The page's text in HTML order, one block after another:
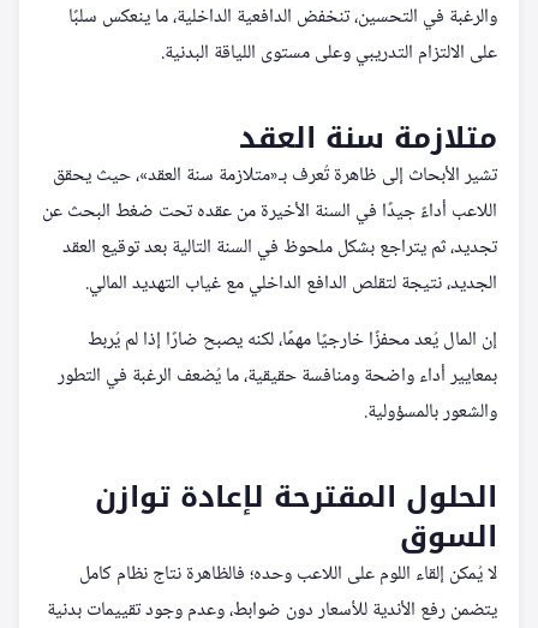
والرغبة في التحسين، تنخفض الدافعية الداخلية، ما ينعكس سلبًا
على الالتزام التدريبي وعلى مستوى اللياقة البدنية.
متلازمة سنة العقد
تشير الأبحاث إلى ظاهرة تُعرف بـ«متلازمة سنة العقد»، حيث يحقق
اللاعب أداءً جيدًا في السنة الأخيرة من عقده تحت ضغط البحث عن
تجديد، ثم يتراجع بشكل ملحوظ في السنة التالية بعد توقيع العقد
الجديد، نتيجة لتقلص الدافع الداخلي مع غياب التهديد المالي.
إن المال يُعد محفزًا خارجيًا مهمًا، لكنه يصبح ضارًا إذا لم يُربط
بمعايير أداء واضحة ومنافسة حقيقية، ما يُضعف الرغبة في التطور
والشعور بالمسؤولية.
الحلول المقترحة لإعادة توازن
السوق
لا يُمكن إلقاء اللوم على اللاعب وحده؛ فالظاهرة نتاج نظام كامل
يتضمن رفع الأندية للأسعار دون ضوابط، وعدم وجود تقييمات بدنية